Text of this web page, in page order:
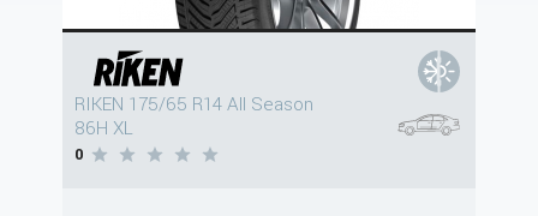
RIKEN 175/65 R14 All Season
86H XL
0